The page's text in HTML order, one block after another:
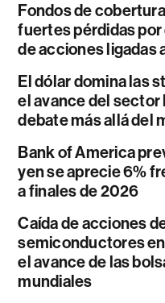
Fondos de
fuertes pérdidas
de acciones ligadas
El dólar domina las
el avance del sector
debate más allá del
Bank of America
yen se aprecie 6%
a finales de 2026
Caída de acciones
semiconductores
el avance de las
mundiales